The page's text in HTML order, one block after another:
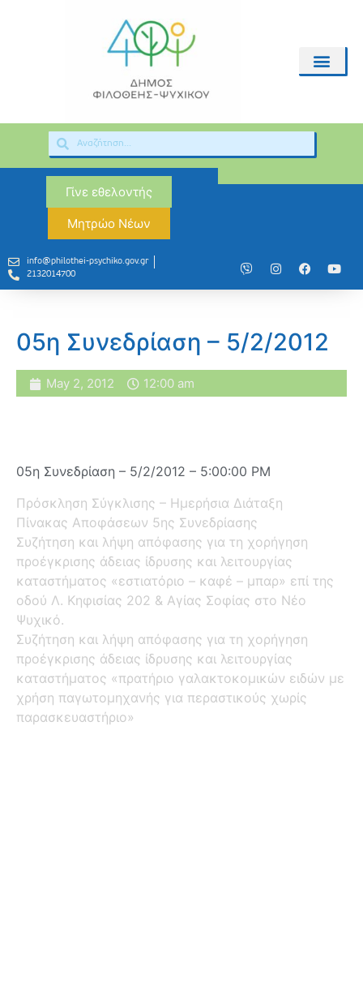
Γίνε εθελοντής
Μητρώο Νέων
info@philothei-psychiko.gov.gr
2132014700
05η Συνεδρίαση – 5/2/2012
May 2, 2012 12:00 am
05η Συνεδρίαση – 5/2/2012 – 5:00:00 PM
Πρόσκληση Σύγκλισης – Ημερήσια Διάταξη
Πίνακας Αποφάσεων 5ης Συνεδρίασης
Συζήτηση και λήψη απόφασης για τη χορήγηση
προέγκρισης άδειας ίδρυσης και λειτουργίας
καταστήματος «εστιατόριο – καφέ – μπαρ» επί της
οδού Λ. Κηφισίας 202 & Αγίας Σοφίας στο Νέο
Ψυχικό.
Συζήτηση και λήψη απόφασης για τη χορήγηση
προέγκρισης άδειας ίδρυσης και λειτουργίας
καταστήματος «πρατήριο γαλακτοκομικών ειδών με
χρήση παγωτομηχανής για περαστικούς χωρίς
παρασκευαστήριο»